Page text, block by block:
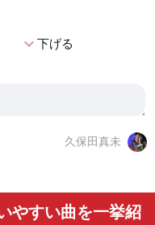
expand_more下げる
久保田真未
やすい曲を一挙紹